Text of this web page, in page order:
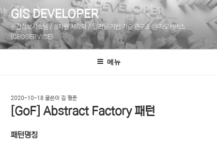
텐
츠
로
바
GIS DEVELOPER
공간정보시스템 / 3차원 시각화 / 딥러닝 기반 기술 연구소 @지오서비스
(GEOSERVICE)
메뉴
작
성
일
2020-10-18 글쓴이김 형준
[GoF] Abstract Factory 패턴
패턴명칭